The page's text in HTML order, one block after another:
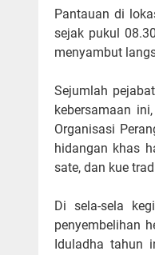
Pantauan di
sejak pukul
menyambut
Sejumlah
kebersamaan
Organisasi
hidangan khas
sate, dan kue
Di sela-sela
penyembelihan
Iduladha tahun